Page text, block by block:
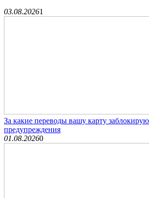
03.08.20261
За какие переводы вашу карту
предупреждения
01.08.20260